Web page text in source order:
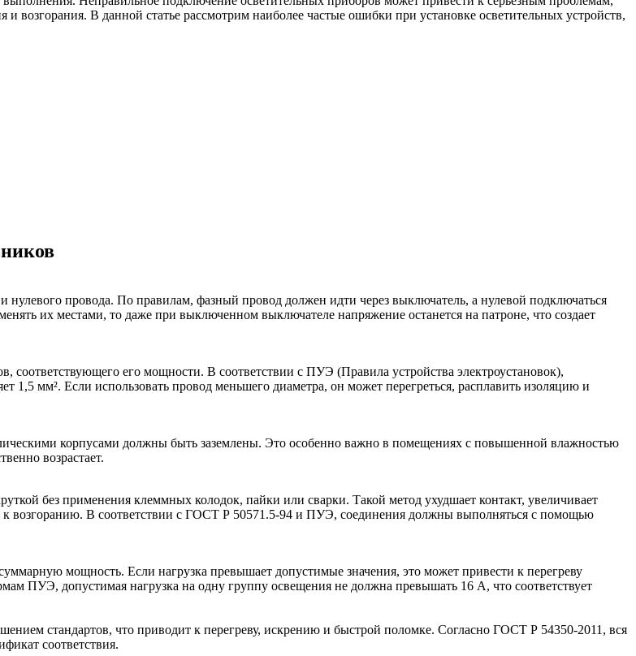
возгорания. В данной статье рассмотрим наиболее частые ошибки при установке осветительных устройств,
провода. По правилам, фазный провод должен идти через выключатель, а нулевой подключаться
их местами, то даже при выключенном выключателе напряжение останется на патроне, что создает
соответствующего его мощности. В соответствии с ПУЭ (Правила устройства электроустановок),
1,5 мм². Если использовать провод меньшего диаметра, он может перегреться, расплавить изоляцию и
корпусами должны быть заземлены. Это особенно важно в помещениях с повышенной влажностью
возрастает.
без применения клеммных колодок, пайки или сварки. Такой метод ухудшает контакт, увеличивает
к возгоранию. В соответствии с ГОСТ Р 50571.5-94 и ПУЭ, соединения должны выполняться с помощью
мощность. Если нагрузка превышает допустимые значения, это может привести к перегреву
ПУЭ, допустимая нагрузка на одну группу освещения не должна превышать 16 А, что соответствует
стандартов, что приводит к перегреву, искрению и быстрой поломке. Согласно ГОСТ Р 54350-2011, вся
соответствия.